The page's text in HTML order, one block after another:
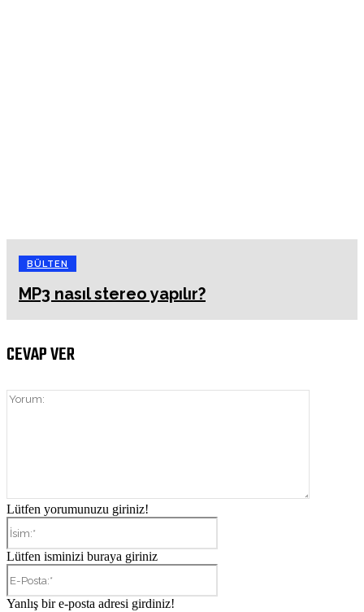
BÜLTEN
MP3 nasıl stereo yapılır?
CEVAP VER
Lütfen yorumunuzu giriniz!
Lütfen isminizi buraya giriniz
Yanlış bir e-posta adresi girdiniz!